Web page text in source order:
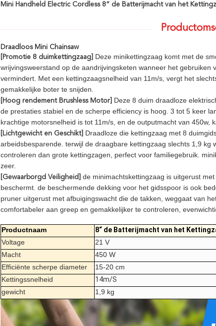
Mini Handheld Electric Cordless 8“ de Batterijmacht van het
Draadloos Mini Chainsaw
[Promotie 8 duimkettingzaag]
Deze minikettingzaag komt met de
wrijvingsweerstand op de aandrijvingsketen wanneer het
vermindert. Met een kettingzaagsnelheid van 11m/s, vergt het
gemakkelijke boter te snijden.
[Hoog rendement Brushless Motor] Deze 8 duim draadloze
de prestaties stabiel en de scherpe efficiency is hoog. 3 tot 5 keer
krachtige motorsnelheid is tot 11m/s, en de outputmacht van 450w,
[Lichtgewicht en Geschikt] Draadloze die kettingzaag met 8
arbeidsbesparende. terwijl de draagbare kettingzaag slechts 1,9
controleren dan grote kettingzagen, perfect voor familiegebruik.
zeer.
[Gewaarborgd Veiligheid]
de minimachtskettingzaag is uitgerust
beschermt. de beschermende dekking voor het gidsspoor is ook
pruner uitgerust met afbuigingswacht die de takken, weggaat van
comfortabeler aan greep en gemakkelijker te controleren,
Productnaam
8“ de Batterijmacht van het
Voltage
21 V
Macht
450 W
Efficiënte scherpe diameter
15-20 cm
Kettingssnelheid
14m/S
gewicht
1,9 kg